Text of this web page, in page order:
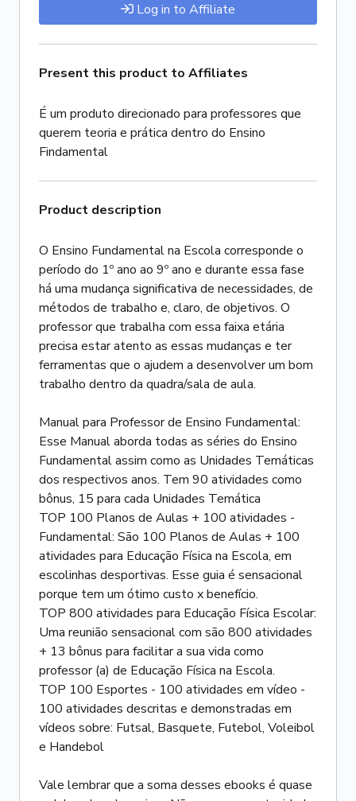
Log in to Affiliate
Present this product to Affiliates
É um produto direcionado para professores que
querem teoria e prática dentro do Ensino
Findamental
Product description
O Ensino Fundamental na Escola corresponde o
período do 1º ano ao 9º ano e durante essa fase
há uma mudança significativa de necessidades, de
métodos de trabalho e, claro, de objetivos. O
professor que trabalha com essa faixa etária
precisa estar atento as essas mudanças e ter
ferramentas que o ajudem a desenvolver um bom
trabalho dentro da quadra/sala de aula.
Manual para Professor de Ensino Fundamental:
Esse Manual aborda todas as séries do Ensino
Fundamental assim como as Unidades Temáticas
dos respectivos anos. Tem 90 atividades como
bônus, 15 para cada Unidades Temática
TOP 100 Planos de Aulas + 100 atividades -
Fundamental: São 100 Planos de Aulas + 100
atividades para Educação Física na Escola, em
escolinhas desportivas. Esse guia é sensacional
porque tem um ótimo custo x benefício.
TOP 800 atividades para Educação Física Escolar:
Uma reunião sensacional com são 800 atividades
+ 13 bônus para facilitar a sua vida como
professor (a) de Educação Física na Escola.
TOP 100 Esportes - 100 atividades em vídeo -
100 atividades descritas e demonstradas em
vídeos sobre: Futsal, Basquete, Futebol, Voleibol
e Handebol
Vale lembrar que a soma desses ebooks é quase